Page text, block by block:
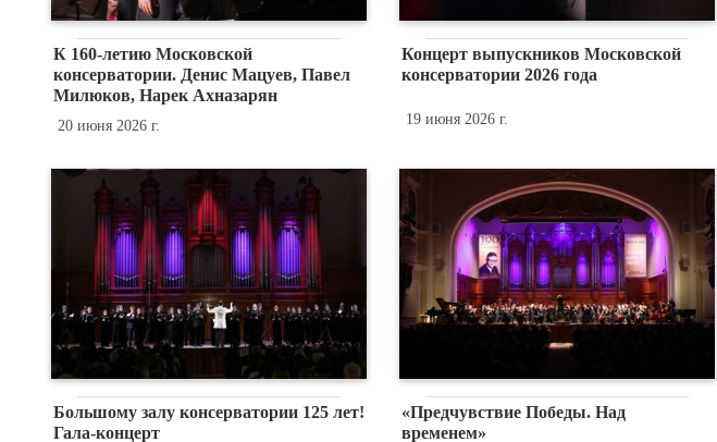
К 160-летию Московской
консерватории. Денис Мацуев, Павел
Милюков, Нарек Ахназарян
20 июня 2026 г.
Концерт выпускников Московской
консерватории 2026 года
19 июня 2026 г.
Большому залу консерватории 125 лет!
Гала-концерт
«Предчувствие Победы. Над
временем»